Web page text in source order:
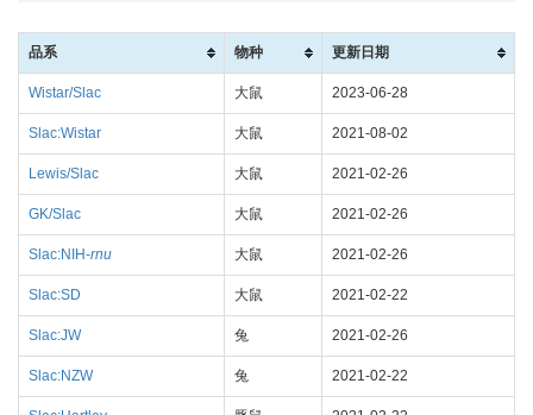
品系 物种 更新日期
Wistar/Slac 大鼠 2023-06-28
Slac:Wistar 大鼠 2021-08-02
Lewis/Slac 大鼠 2021-02-26
GK/Slac 大鼠 2021-02-26
Slac:NIH-rnu 大鼠 2021-02-26
Slac:SD 大鼠 2021-02-22
Slac:JW 兔 2021-02-26
Slac:NZW 兔 2021-02-22